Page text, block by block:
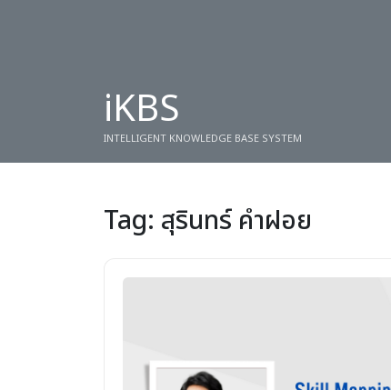
iKBS
INTELLIGENT KNOWLEDGE BASE SYSTEM
Tag: สุรินทร์ คำฝอย